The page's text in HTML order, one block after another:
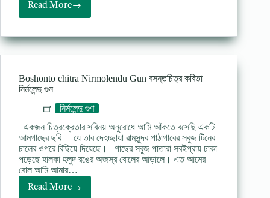
Read More
রাগ
না,
রাই
নির্মলেন্দু
Rag
na
rai
Boshonto chitra Nirmolendu Gun বসন্তচিত্র কবিতা
নির্মলেন্দু গুন
নির্মলেন্দু গুণ
একজন চিত্রক্রেতার সবিনয় অনুরোধে আমি আঁকতে বসেছি একটি
আমগাছের ছবি— যে তার দেহচ্ছায়া রামসুন্দর পাঠাগারের সবুজ টিনের
চালের ওপরে বিছিয়ে দিয়েছে। গাছের সবুজ পাতারা সবইপ্রায় ঢাকা
পড়েছে হালকা হলুদ রঙের অজস্র বোলের আড়ালে। এত আমের
বোল আমি আমার…
Read More
Boshonto